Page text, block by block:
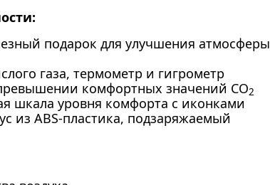
подарок для улучшения атмосферы
газа, термометр и гигрометр
комфортных значений CO2
шкала уровня комфорта с иконками
из ABS-пластика, подзаряжаемый